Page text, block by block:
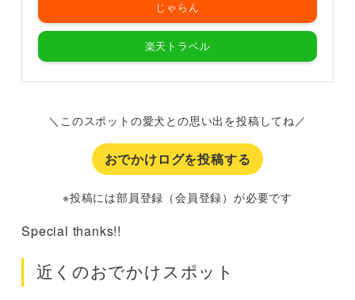
じゃらん
楽天トラベル
＼このスポットの愛犬との思い出を投稿してね／
おでかけログを投稿する
※投稿には部員登録（会員登録）が必要です
Special thanks!!
近くのおでかけスポット